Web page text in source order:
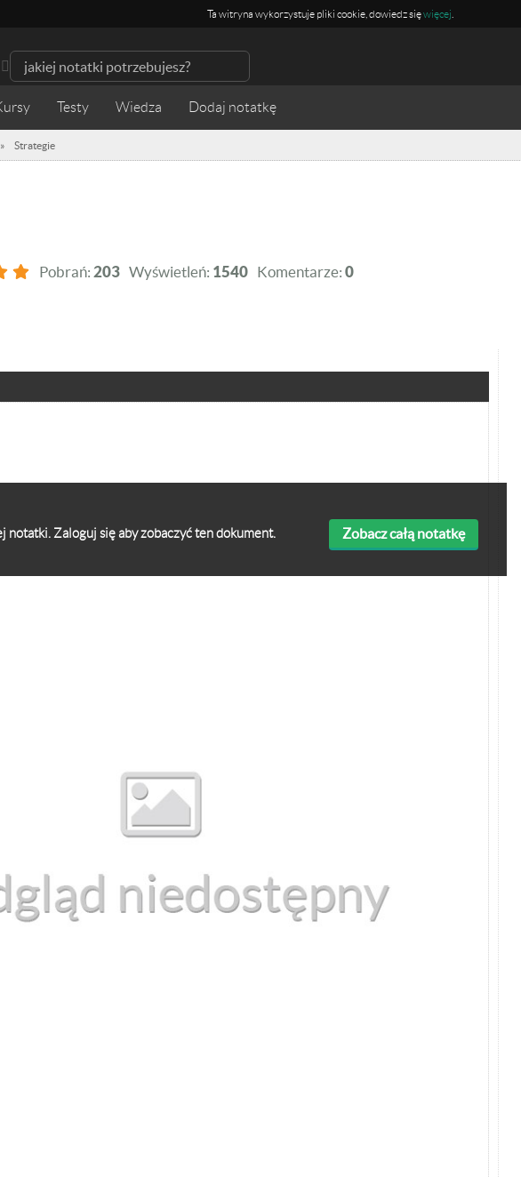
Ta witryna wykorzystuje pliki cookie, dowiedz sięwięcej
Testy Wiedza
» Strategie
Pobrań: 203 Wyświetleń: 1540 Komentarze: 0
notatki. Zaloguj się aby zobaczyć ten dokument. Zobacz całą notatkę